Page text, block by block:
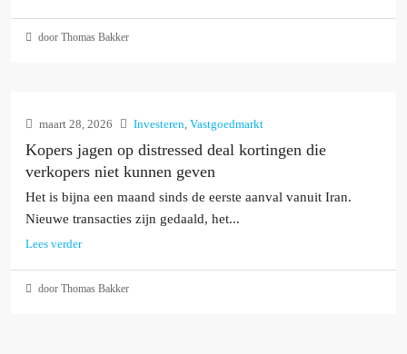
door Thomas Bakker
maart 28, 2026 Investeren, Vastgoedmarkt
Kopers jagen op distressed deal kortingen die
verkopers niet kunnen geven
Het is bijna een maand sinds de eerste aanval vanuit Iran.
Nieuwe transacties zijn gedaald, het...
Lees verder
door Thomas Bakker